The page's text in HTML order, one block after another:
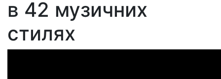
в 42 музичних
стилях